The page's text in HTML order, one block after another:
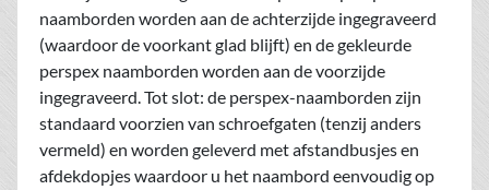
naamborden worden aan de achterzijde ingegraveerd
(waardoor de voorkant glad blijft) en de gekleurde
perspex naamborden worden aan de voorzijde
ingegraveerd. Tot slot: de perspex-naamborden zijn
standaard voorzien van schroefgaten (tenzij anders
vermeld) en worden geleverd met afstandbusjes en
afdekdopjes waardoor u het naambord eenvoudig op